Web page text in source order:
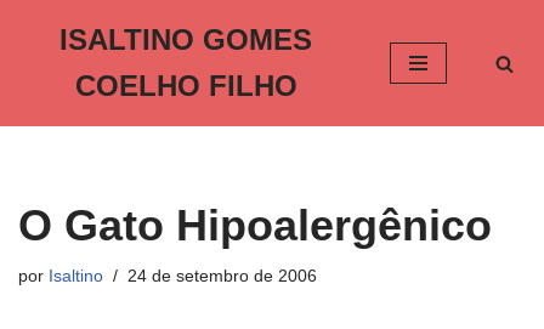
o
ISALTINO GOMES
COELHO FILHO
O Gato Hipoalergênico
por Isaltino 24 de setembro de 2006